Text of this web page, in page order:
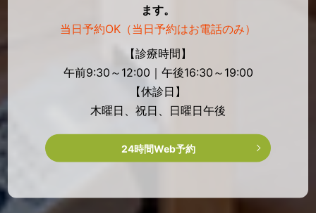
ます。
当日予約OK（当日予約はお電話のみ）
【診療時間】
午前9:30～12:00｜午後16:30～19:00
【休診日】
木曜日、祝日、日曜日午後
24時間Web予約